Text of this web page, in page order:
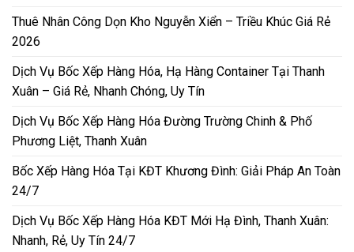
Thuê Nhân Công Dọn Kho Nguyễn Xiển – Triều Khúc Giá Rẻ
2026
Dịch Vụ Bốc Xếp Hàng Hóa, Hạ Hàng Container Tại Thanh
Xuân – Giá Rẻ, Nhanh Chóng, Uy Tín
Dịch Vụ Bốc Xếp Hàng Hóa Đường Trường Chinh & Phố
Phương Liệt, Thanh Xuân
Bốc Xếp Hàng Hóa Tại KĐT Khương Đình: Giải Pháp An Toàn
24/7
Dịch Vụ Bốc Xếp Hàng Hóa KĐT Mới Hạ Đình, Thanh Xuân:
Nhanh, Rẻ, Uy Tín 24/7